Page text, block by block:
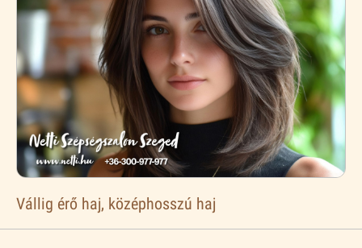
Vállig érő haj, középhosszú haj